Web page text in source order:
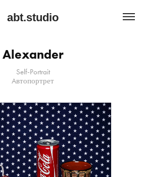
abt.studio
Alexander
Self-Portrait
Aвтопортрет